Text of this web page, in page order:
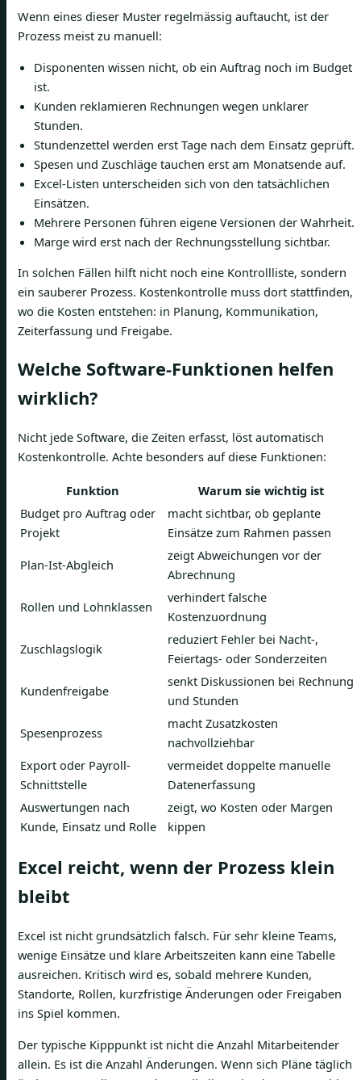
Wenn eines dieser Muster regelmässig auftaucht, ist der
Prozess meist zu manuell:
Disponenten wissen nicht, ob ein Auftrag noch im Budget
ist.
Kunden reklamieren Rechnungen wegen unklarer
Stunden.
Stundenzettel werden erst Tage nach dem Einsatz geprüft.
Spesen und Zuschläge tauchen erst am Monatsende auf.
Excel-Listen unterscheiden sich von den tatsächlichen
Einsätzen.
Mehrere Personen führen eigene Versionen der Wahrheit.
Marge wird erst nach der Rechnungsstellung sichtbar.
In solchen Fällen hilft nicht noch eine Kontrollliste, sondern
ein sauberer Prozess. Kostenkontrolle muss dort stattfinden,
wo die Kosten entstehen: in Planung, Kommunikation,
Zeiterfassung und Freigabe.
Welche Software-Funktionen helfen
wirklich?
Nicht jede Software, die Zeiten erfasst, löst automatisch
Kostenkontrolle. Achte besonders auf diese Funktionen:
Funktion
Warum sie wichtig ist
Budget pro Auftrag oder
Projekt
macht sichtbar, ob geplante
Einsätze zum Rahmen passen
Plan-Ist-Abgleich
zeigt Abweichungen vor der
Abrechnung
Rollen und Lohnklassen
verhindert falsche
Kostenzuordnung
Zuschlagslogik
reduziert Fehler bei Nacht-,
Feiertags- oder Sonderzeiten
Kundenfreigabe
senkt Diskussionen bei Rechnung
und Stunden
Spesenprozess
macht Zusatzkosten
nachvollziehbar
Export oder Payroll-
Schnittstelle
vermeidet doppelte manuelle
Datenerfassung
Auswertungen nach
Kunde, Einsatz und Rolle
zeigt, wo Kosten oder Margen
kippen
Excel reicht, wenn der Prozess klein
bleibt
Excel ist nicht grundsätzlich falsch. Für sehr kleine Teams,
wenige Einsätze und klare Arbeitszeiten kann eine Tabelle
ausreichen. Kritisch wird es, sobald mehrere Kunden,
Standorte, Rollen, kurzfristige Änderungen oder Freigaben
ins Spiel kommen.
Der typische Kipppunkt ist nicht die Anzahl Mitarbeitender
allein. Es ist die Anzahl Änderungen. Wenn sich Pläne täglich